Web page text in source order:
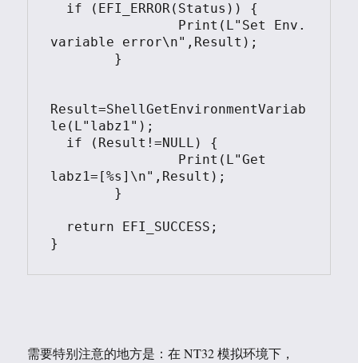
variable error\n",Result);
Result=ShellGetEnvironmentVariab
le(L"labz1");
labz1=[%s]\n",Result);
}
需要特别注意的地方是：在 NT32 模拟环境下，